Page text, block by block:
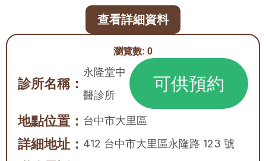
瀏覽數: 0
診所名稱：
永隆堂中
醫診所
可供預約
地點位置： 台中市大里區
詳細地址： 412 台中市大里區永隆路 123 號
查看詳細資料